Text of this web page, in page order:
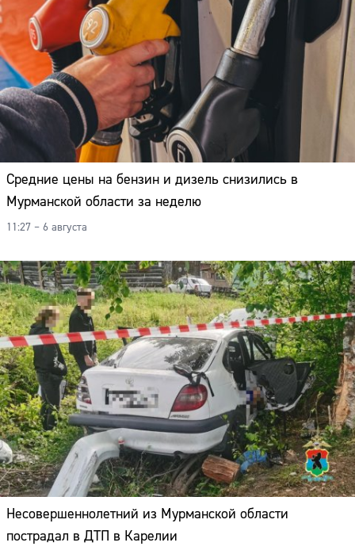
Средние цены на бензин и дизель снизились в
Мурманской области за неделю
11:27 – 6 августа
Несовершеннолетний из Мурманской области
пострадал в ДТП в Карелии